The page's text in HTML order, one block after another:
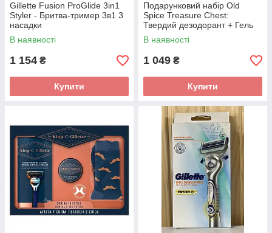
Gillette Fusion ProGlide 3in1
Styler - Бритва-тример 3в1 3
насадки
В наявності
1 154 ₴
Купити
Подарунковий набір Old
Spice Treasure Chest:
Твердий дезодорант + Гель
для душу 3-в-1 + Лосьйон
після гоління
В наявності
1 049 ₴
Купити